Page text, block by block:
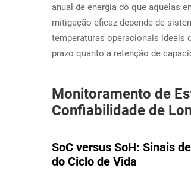
anual de energia do que aquelas
mitigação eficaz depende de
temperaturas operacionais ideais
prazo quanto a retenção de
Monitoramento de
Confiabilidade de
SoC versus SoH: Sinais
do Ciclo de Vida